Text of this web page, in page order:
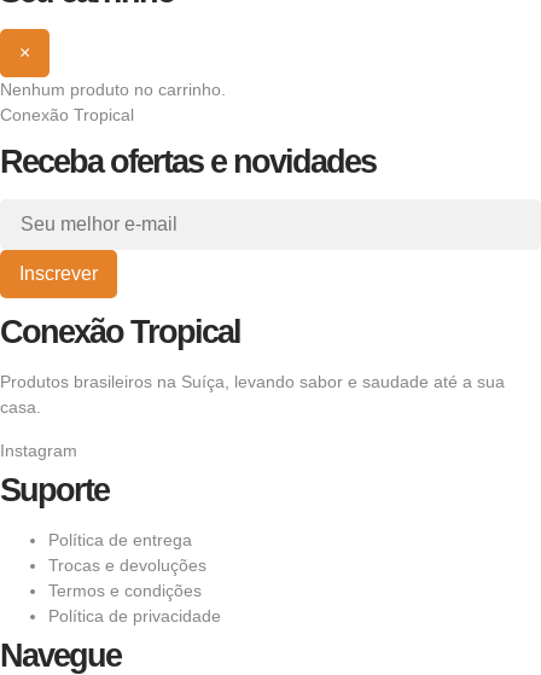
×
Nenhum produto no carrinho.
Conexão Tropical
Receba ofertas e novidades
Inscrever
Conexão Tropical
Produtos brasileiros na Suíça, levando sabor e saudade até a sua
casa.
Instagram
Suporte
Política de entrega
Trocas e devoluções
Termos e condições
Política de privacidade
Navegue